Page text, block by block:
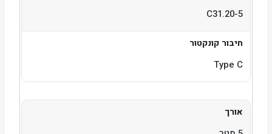
C31.20-5
חיבור קונקטור
Type C
אורך